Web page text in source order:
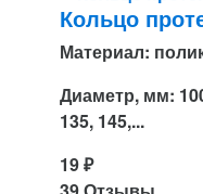
Кольцо
Материал:
Диаметр, мм:
135, 145,...
19₽